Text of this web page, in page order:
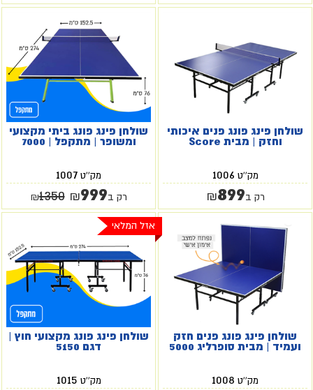
שולחן פינג פונג פנים איכותי
וחזק | מבית Score
מק''ט 1006
רק ב ₪899
שולחן פינג פונג ביתי מקצועי
ומשופר | מתקפל | 7000
מק''ט 1007
רק ב ₪999
₪1350
שולחן פינג פונג פנים חזק
ועמיד | מבית סופרליג 5000
מק''ט 1008
אזל המלאי
שולחן פינג פונג מקצועי חוץ |
דגם 5150
מק''ט 1015